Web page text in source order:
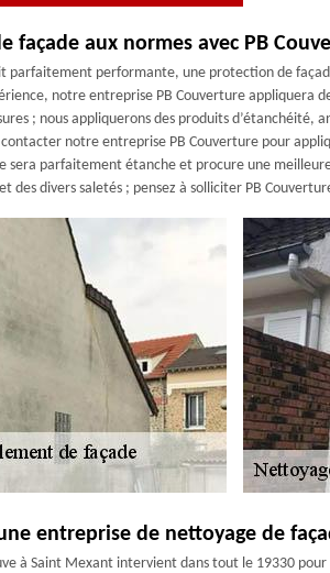
façade aux normes avec PB
parfaitement performante, une protection de
notre entreprise PB Couverture appliquera
; nous appliquerons des produits
notre entreprise PB Couverture pour
sera parfaitement étanche et procure une
des divers saletés ; pensez à solliciter PB
entreprise de nettoyage de
à Saint Mexant intervient dans tout le 19330